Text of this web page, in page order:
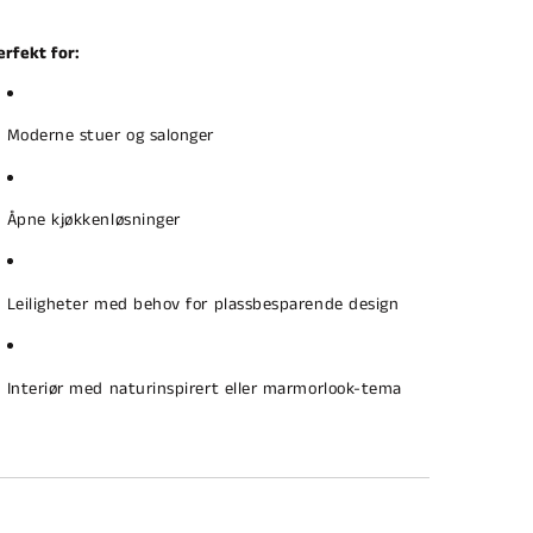
for:
Moderne stuer og salonger
Åpne kjøkkenløsninger
Leiligheter med behov for plassbesparende design
Interiør med naturinspirert eller marmorlook-tema